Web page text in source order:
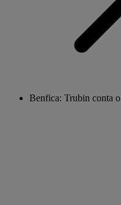
Benfica: Trubin conta